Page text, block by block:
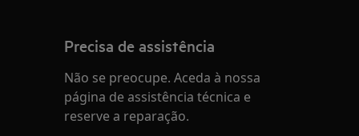
Precisa de assistência
Não se preocupe. Aceda à nossa
página de assistência técnica e
reserve a reparação.